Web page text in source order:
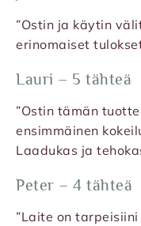
”Ostin ja käytin
erinomaiset
Lauri – 5 tähteä
”Ostin tämän
ensimmäinen
Laadukas ja
Peter – 4 tähteä
”Laite on